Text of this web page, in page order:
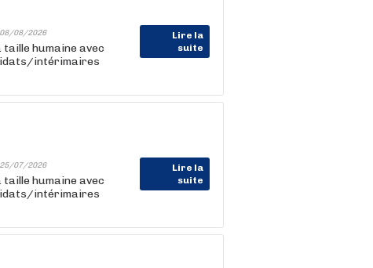
08/08/2026
Lire la
suite
humaine avec
intérimaires
25/07/2026
Lire la
suite
humaine avec
intérimaires